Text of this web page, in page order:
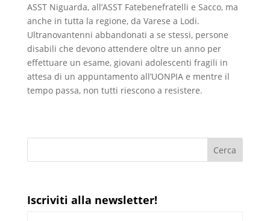
ASST Niguarda, all’ASST Fatebenefratelli e Sacco, ma
anche in tutta la regione, da Varese a Lodi.
Ultranovantenni abbandonati a se stessi, persone
disabili che devono attendere oltre un anno per
effettuare un esame, giovani adolescenti fragili in
attesa di un appuntamento all’UONPIA e mentre il
tempo passa, non tutti riescono a resistere.
Iscriviti alla newsletter!